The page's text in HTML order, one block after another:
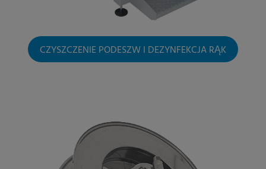
CZYSZCZENIE PODESZW I DEZYNFEKCJA RĄK